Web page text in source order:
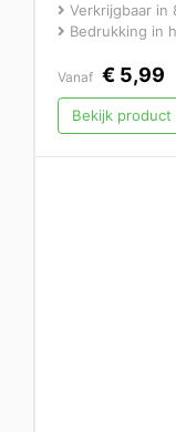
Verkrijgbaar in
Bedrukking in
Vanaf € 5,99
Bekijk product